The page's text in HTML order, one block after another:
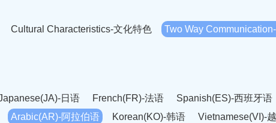
Cultural Characteristics-文化特色 Two Way
日语 French(FR)-法语
Spanish(ES)-西班牙语
Arabic(AR)-阿拉伯语 Korean(KO)-韩语
Vietnamese(VI)-